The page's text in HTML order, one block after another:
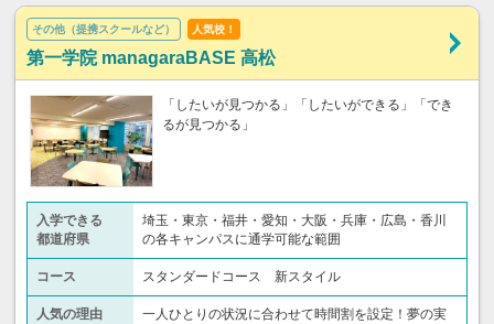
その他（提携スクールなど） 人気校！
第一学院 managaraBASE 高松
「したいが見つかる」「したいができる」「でき
るが見つかる」
入学できる
都道府県
埼玉・東京・福井・愛知・大阪・兵庫・広島・香川
の各キャンパスに通学可能な範囲
コース スタンダードコース 新スタイル
人気の理由
一人ひとりの状況に合わせて時間割を設定！夢の実